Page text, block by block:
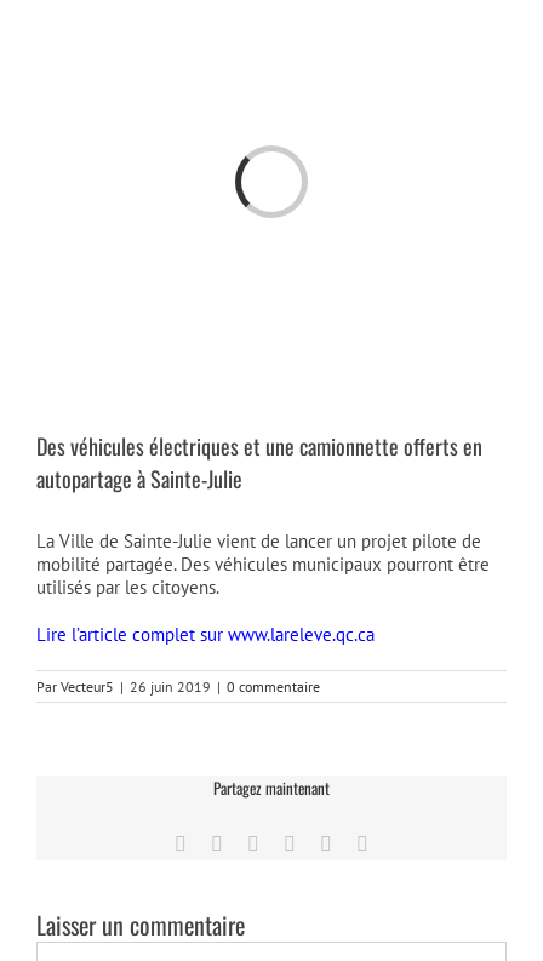
Chargement…
Des véhicules électriques et une camionnette offerts en
autopartage à Sainte-Julie
La Ville de Sainte-Julie vient de lancer un projet pilote de
mobilité partagée. Des véhicules municipaux pourront être
utilisés par les citoyens.
Lire l’article complet sur www.lareleve.qc.ca
Par Vecteur5 | 26 juin 2019 | 0 commentaire
Partagez maintenant
Facebook
TwitterLinkedIn
TumblrPinterest
Laisser un commentaire